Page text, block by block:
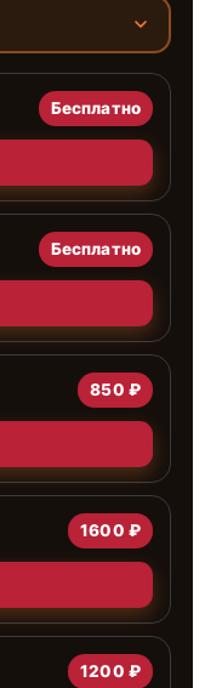
Бесплатно
Бесплатно
850 ₽
1600 ₽
1200 ₽